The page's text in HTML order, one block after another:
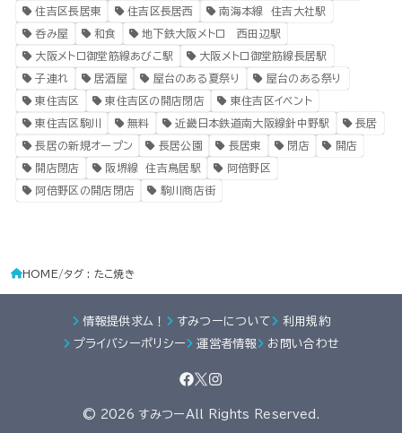
住吉区長居東 住吉区長居西 南海本線 住吉大社駅
呑み屋 和食 地下鉄大阪メトロ 西田辺駅
大阪メトロ御堂筋線あびこ駅 大阪メトロ御堂筋線長居駅
子連れ 居酒屋 屋台のある夏祭り 屋台のある祭り
東住吉区 東住吉区の開店閉店 東住吉区イベント
東住吉区駒川 無料 近畿日本鉄道南大阪線針中野駅 長居
長居の新規オープン 長居公園 長居東 閉店 開店
開店閉店 阪堺線 住吉鳥居駅 阿倍野区
阿倍野区の開店閉店 駒川商店街
HOME タグ : たこ焼き
情報提供求ム！ すみつーについて
利用規約
プライバシーポリシー
運営者情報 お問い合わせ
© 2026 すみつーAll Rights Reserved.